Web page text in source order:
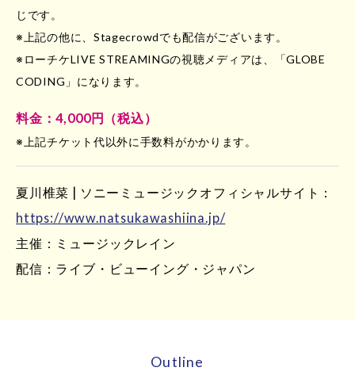
じです。
※上記の他に、Stagecrowdでも配信がございます。
※ローチケLIVE STREAMINGの視聴メディアは、「GLOBE
CODING」になります。
料金：4,000円（税込）
※上記チケット代以外に手数料がかかります。
夏川椎菜 | ソニーミュージックオフィシャルサイト：
https://www.natsukawashiina.jp/
主催：ミュージックレイン
配信：ライブ・ビューイング・ジャパン
Outline